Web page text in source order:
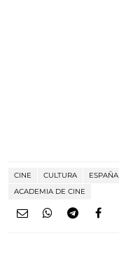
CINE CULTURA ESPAÑA
ACADEMIA DE CINE